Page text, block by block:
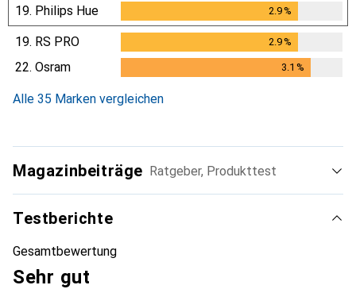
19. Philips Hue 2.9%
19. RS PRO 2.9%
22. Osram 3.1 %
Alle 35 Marken vergleichen
Magazinbeiträge Ratgeber, Produkttest
Testberichte
Gesamtbewertung
Sehr gut